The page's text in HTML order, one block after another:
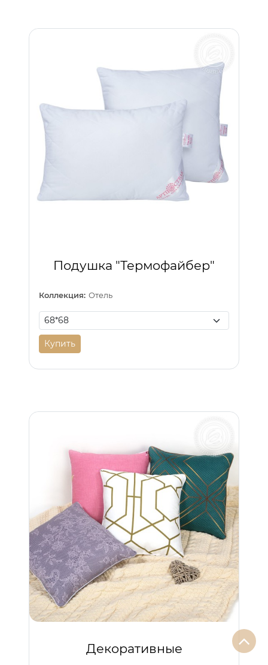
Подушка "Термофайбер"
Коллекция: Отель
Купить
Декоративные